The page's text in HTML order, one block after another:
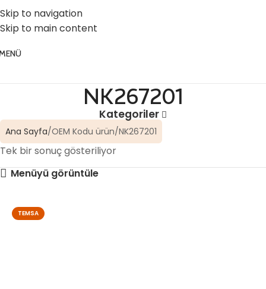
Skip to navigation
Skip to main content
☎️ 0 (224) 504 74 45
NK267201
Kategoriler
Ana Sayfa OEM Kodu ürün NK267201
Tek bir sonuç gösteriliyor
Menüyü görüntüle
TEMSA